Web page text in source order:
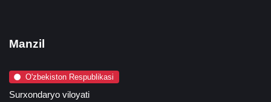
Manzil
O'zbekiston Respublikasi
Surxondaryo viloyati